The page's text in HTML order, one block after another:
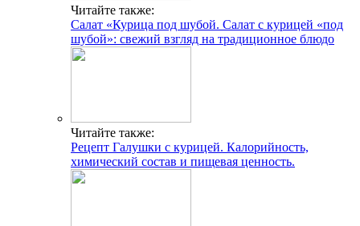
Читайте также:
Салат «Курица под шубой. Салат с курицей «под
шубой»: свежий взгляд на традиционное блюдо
Читайте также:
Рецепт Галушки с курицей. Калорийность,
химический состав и пищевая ценность.